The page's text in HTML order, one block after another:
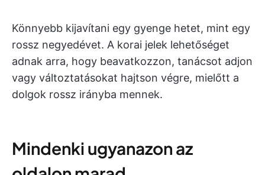
Könnyebb kijavítani egy gyenge hetet, mint egy
rossz negyedévet. A korai jelek lehetőséget
adnak arra, hogy beavatkozzon, tanácsot adjon
vagy változtatásokat hajtson végre, mielőtt a
dolgok rossz irányba mennek.
Mindenki ugyanazon az